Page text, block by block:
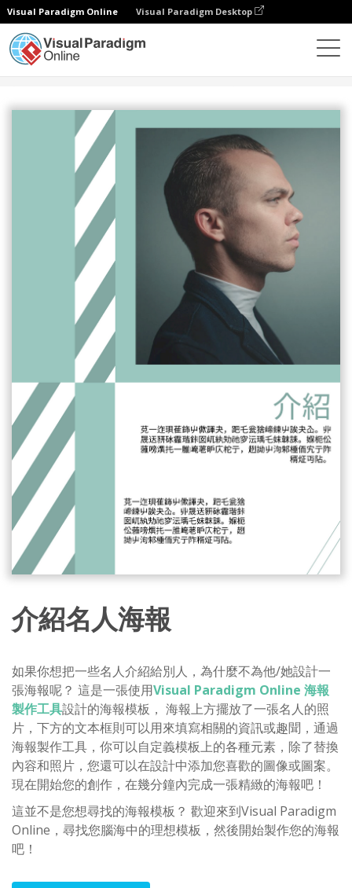
Visual Paradigm Online Visual Paradigm Desktop
介紹名人海報
如果你想把一些名人介紹給別人，為什麼不為他/她設計一
張海報呢？ 這是一張使用Visual Paradigm Online 海報
製作工具設計的海報模板， 海報上方擺放了一張名人的照
片，下方的文本框則可以用來填寫相關的資訊或趣聞，通過
海報製作工具，你可以自定義模板上的各種元素，除了替換
內容和照片，您還可以在設計中添加您喜歡的圖像或圖案。
現在開始您的創作，在幾分鐘內完成一張精緻的海報吧！
這並不是您想尋找的海報模板？ 歡迎來到Visual Paradigm
Online，尋找您腦海中的理想模板，然後開始製作您的海報
吧！